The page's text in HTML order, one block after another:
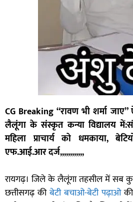
CG Breaking “रावण भी शर्मा जाए”
लैलूंगा के संस्कृत कन्या विद्यालय
महिला प्राचार्य को धमकाया,
एफ.आई.आर दर्ज,,,,,,,,,,,,
रायगढ़। जिले के लैलूंगा तहसील में सब
छत्तीसगढ़ कीबेटी बचाओ-बेटी पढ़ाओकी